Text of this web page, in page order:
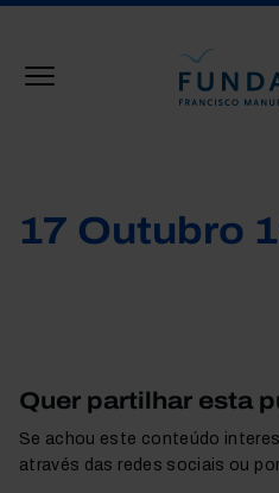
17 Outubro
Quer partilhar esta
Se achou este conteúdo
através das redes sociais ou